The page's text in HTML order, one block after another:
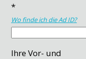
*
Wo finde ich die Ad ID?
Ihre Vor- und